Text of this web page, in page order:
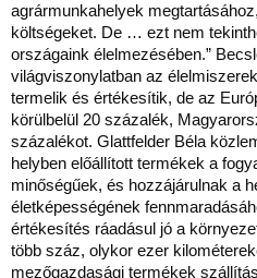
agrármunkahelyek
költségeket. De … ezt nem
országaink élelmezésében.”
világviszonylatban az
termelik és értékesítik, de az
körülbelül 20 százalék,
százalékot. Glattfelder Béla
helyben előállított termékek a
minőségűek, és hozzájárulnak a
életképességének
értékesítés ráadásul jó a
több száz, olykor ezer
mezőgazdasági termékek